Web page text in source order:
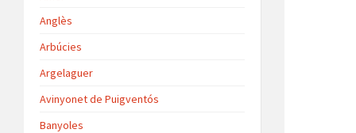
Anglès
Arbúcies
Argelaguer
Avinyonet de Puigventós
Banyoles